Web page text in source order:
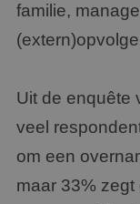
familie,
Uit de enquête
veel
om een
maar 33%